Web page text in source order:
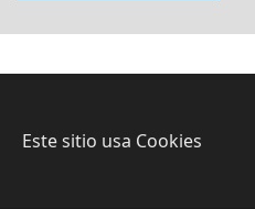
Este sitio usa Cookies